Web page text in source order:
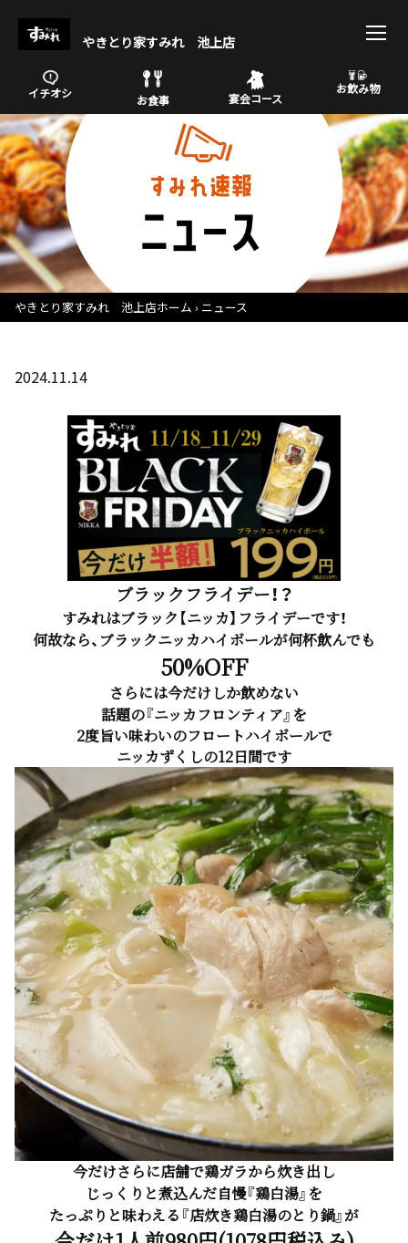
やきとり家すみれ 池上店
イチオシ お食事 宴会コース
お飲み物
やきとり家すみれ 池上店ホーム ニュース
2024.11.14
ブラックフライデー！？
すみれはブラック【ニッカ】フライデーです！
何故なら、ブラックニッカハイボールが何杯飲んでも
50%OFF
さらには今だけしか飲めない
話題の『ニッカフロンティア』を
2度旨い味わいのフロートハイボールで
ニッカずくしの12日間です
今だけさらに店舗で鶏ガラから炊き出し
じっくりと煮込んだ自慢『鶏白湯』を
たっぷりと味わえる『店炊き鶏白湯のとり鍋』が